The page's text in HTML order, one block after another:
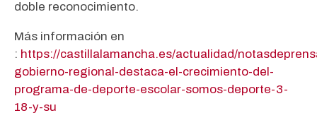
doble reconocimiento.
Más información en
: https://castillalamancha.es/actualidad/
gobierno-regional-destaca-el-crecimiento-del-
programa-de-deporte-escolar-somos-deporte-3-
18-y-su